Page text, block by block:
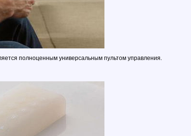
полноценным универсальным пультом управления.